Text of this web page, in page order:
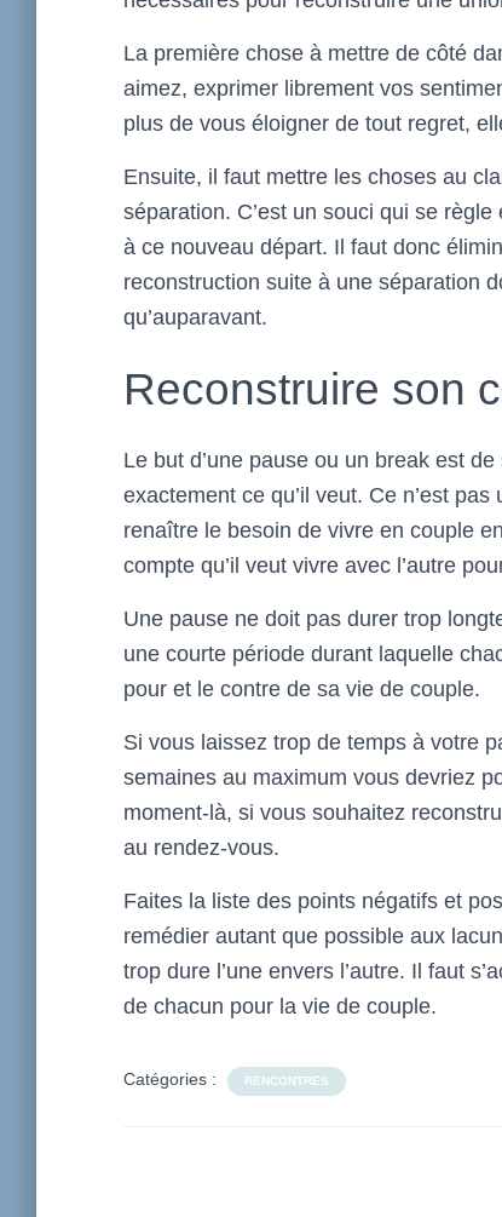
La première chose à mettre de côté
aimez, exprimer librement vos
plus de vous éloigner de tout regret,
Ensuite, il faut mettre les choses au
séparation. C’est un souci qui se
à ce nouveau départ. Il faut donc
reconstruction suite à une séparation
qu’auparavant.
Reconstruire son
Le but d’une pause ou un break est
exactement ce qu’il veut. Ce n’est
renaître le besoin de vivre en couple
compte qu’il veut vivre avec l’autre
Une pause ne doit pas durer trop
une courte période durant laquelle
pour et le contre de sa vie de couple.
Si vous laissez trop de temps à votre
semaines au maximum vous devriez
moment-là, si vous souhaitez
au rendez-vous.
Faites la liste des points négatifs et
remédier autant que possible aux
trop dure l’une envers l’autre. Il faut
de chacun pour la vie de couple.
Catégories : RENCONTRES